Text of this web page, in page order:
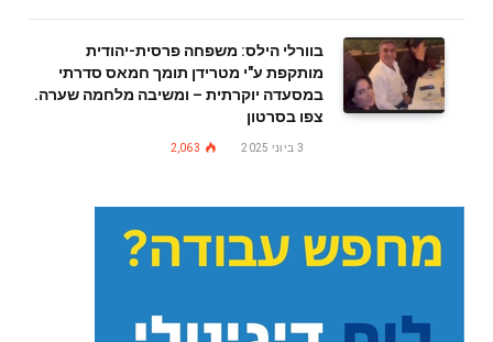
בוורלי הילס: משפחה פרסית-יהודית
מותקפת ע"י מטרידן תומך חמאס סדרתי
במסעדה יוקרתית – ומשיבה מלחמה שערה.
צפו בסרטון
3 ביוני 2025 2,063